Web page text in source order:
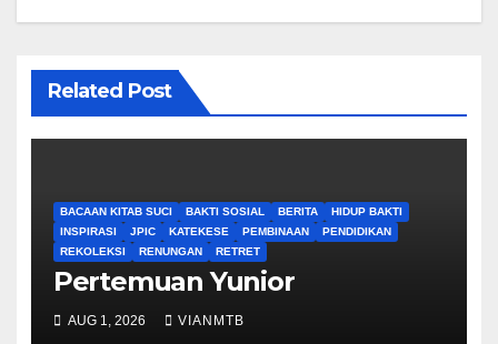
Related Post
BACAAN KITAB SUCI BAKTI SOSIAL BERITA
HIDUP BAKTI
INSPIRASI
JPIC KATEKESE PEMBINAAN
PENDIDIKAN
REKOLEKSI
RENUNGAN RETRET
Pertemuan Yunior
AUG 1, 2026 VIANMTB